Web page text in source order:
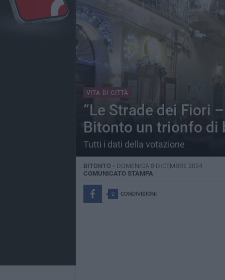
VITA DI CITTÀ
“Le Strade dei Fiori
Bitonto un trionfo di
Tutti i dati della votazione
BITONTO - DOMENICA 8 DICEMBRE 2024
COMUNICATO STAMPA
2 CONDIVISIONI